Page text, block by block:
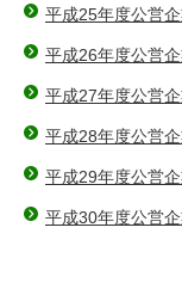
平成25年度公営
平成26年度公営
平成27年度公営
平成28年度公営
平成29年度公営
平成30年度公営